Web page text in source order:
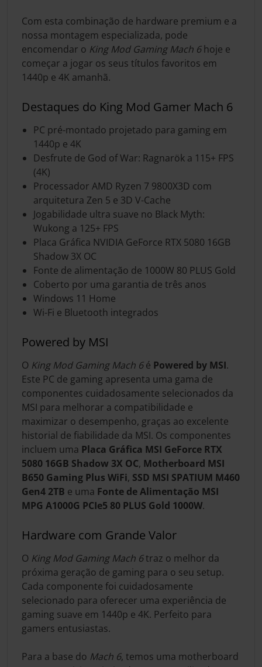
Com esta combinação de hardware premium e a
nossa montagem especializada, pode
encomendar o King Mod Gaming Mach 6hoje e
começar a jogar os seus títulos favoritos em
1440p e 4K amanhã.
Destaques do King Mod Gamer Mach 6
PC pré-montado projetado para gaming em
1440p e 4K
Desfrute de God of War: Ragnarök a 115+ FPS
(4K)
Processador AMD Ryzen 7 9800X3D com
arquitetura Zen 5 e 3D V-Cache
Jogabilidade ultra suave no Black Myth:
Wukong a 125+ FPS
Placa Gráfica NVIDIA GeForce RTX 5080 16GB
Shadow 3X OC
Fonte de alimentação de 1000W 80 PLUS Gold
Coberto por uma garantia de três anos
Windows 11 Home
Wi-Fi e Bluetooth integrados
Powered by MSI
O King Mod Gaming Mach 6é Powered by MSI.
Este PC de gaming apresenta uma gama de
componentes cuidadosamente selecionados da
MSI para melhorar a compatibilidade e
maximizar o desempenho, graças ao excelente
historial de fiabilidade da MSI. Os componentes
incluem uma Placa Gráfica MSI GeForce RTX
5080 16GB Shadow 3X OC, Motherboard MSI
B650 Gaming Plus WiFi, SSD MSI SPATIUM M460
Gen4 2TB e uma Fonte de Alimentação MSI
MPG A1000G PCIe5 80 PLUS Gold 1000W.
Hardware com Grande Valor
O King Mod Gaming Mach 6traz o melhor da
próxima geração de gaming para o seu setup.
Cada componente foi cuidadosamente
selecionado para oferecer uma experiência de
gaming suave em 1440p e 4K. Perfeito para
gamers entusiastas.
Para a base do Mach 6, temos uma motherboard